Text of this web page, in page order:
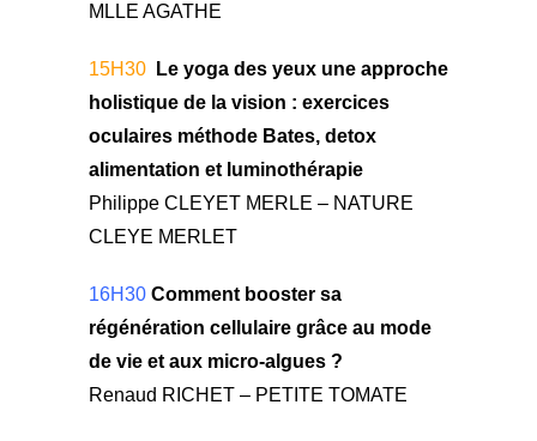
MLLE AGATHE
15H30
Le yoga des yeux une approche
holistique de la vision : exercices
oculaires méthode Bates, detox
alimentation et luminothérapie
Philippe CLEYET MERLE – NATURE
CLEYE MERLET
16H30 Comment booster sa
régénération cellulaire grâce au mode
de vie et aux micro-algues ?
Renaud RICHET – PETITE TOMATE